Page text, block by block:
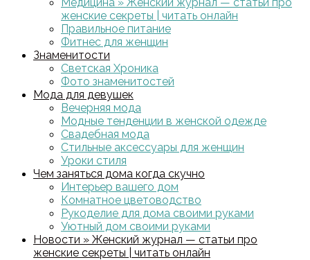
женские секреты | читать онлайн
Правильное питание
Фитнес для женщин
Знаменитости
Светская Хроника
Фото знаменитостей
Мода для девушек
Вечерняя мода
Модные тенденции в женской одежде
Свадебная мода
Стильные аксессуары для женщин
Уроки стиля
Чем заняться дома когда скучно
Интерьер вашего дом
Комнатное цветоводство
Рукоделие для дома своими руками
Уютный дом своими руками
Новости » Женский журнал — статьи про
женские секреты | читать онлайн